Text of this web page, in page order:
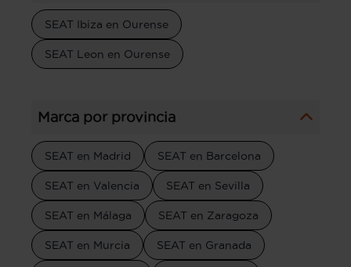
SEAT Ibiza en Ourense
SEAT Leon en Ourense
Marca por provincia
SEAT en Madrid SEAT en Barcelona
SEAT en Valencia SEAT en Sevilla
SEAT en Málaga SEAT en Zaragoza
SEAT en Murcia SEAT en Granada